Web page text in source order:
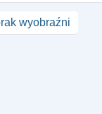
wyobraźni